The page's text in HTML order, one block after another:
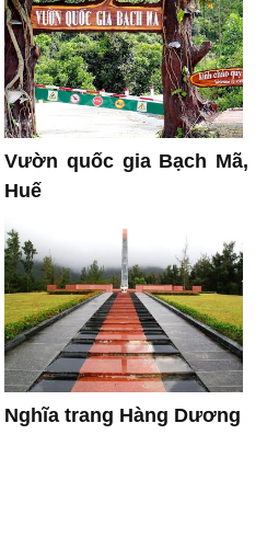
Vườn quốc gia Bạch Mã,
Huế
Nghĩa trang Hàng Dương